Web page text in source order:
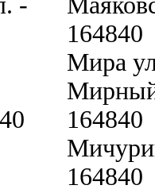
164840
Мира
164840
164840